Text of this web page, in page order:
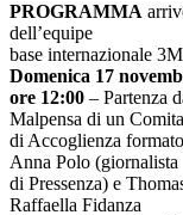
PROGRAMMA
dell’equipe
base internazionale
Domenica 17
ore 12:00 – Partenza
Malpensa di un
di Accoglienza
Anna Polo (giornalista
di Pressenza) e
Raffaella Fidanza